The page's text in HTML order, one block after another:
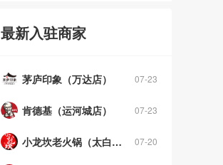
最新入驻商家
07-23
茅庐印象（万达店）
07-23
肯德基（运河城店）
07-20
小龙坎老火锅（太白东路店）